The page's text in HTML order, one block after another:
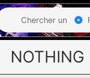
Chercher un
NOTHING